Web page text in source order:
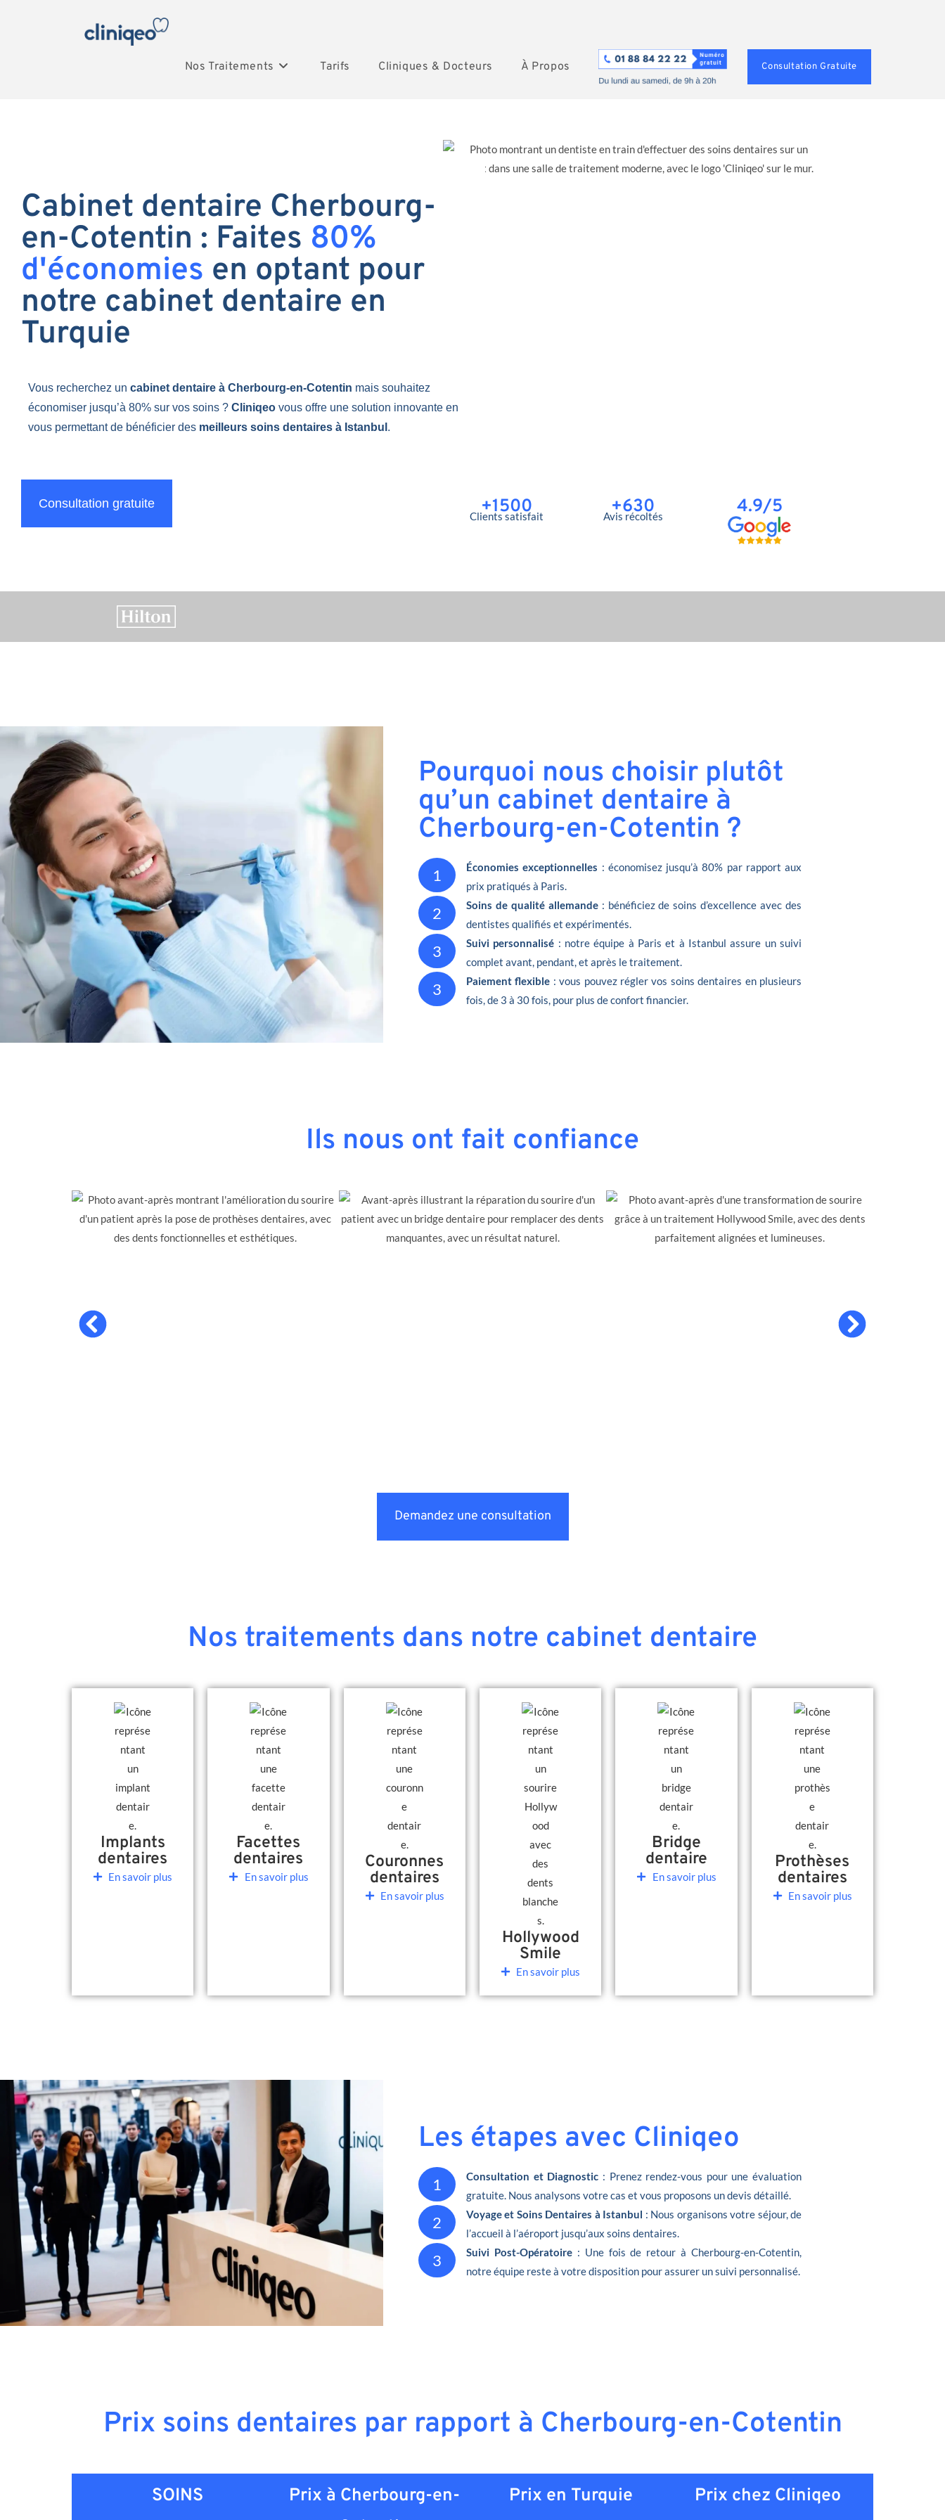
Nos Traitements Tarifs Cliniques & Docteurs À Propos Consultation Gratuite
Cabinet dentaire Cherbourg-
en-Cotentin : Faites 80%
d'économies en optant pour
notre cabinet dentaire en
Turquie
Vous recherchez un cabinet dentaire à Cherbourg-en-Cotentin mais souhaitez
économiser jusqu’à 80% sur vos soins ? Cliniqeo vous offre une solution innovante en
vous permettant de bénéficier des meilleurs soins dentaires à Istanbul .
Consultation gratuite +1500
Clients satisfait +630
Avis récoltés 4.9/5
Pourquoi nous choisir plutôt
qu’un cabinet dentaire à
Cherbourg-en-Cotentin ?
1 Économies exceptionnelles : économisez jusqu’à 80% par rapport aux
prix pratiqués à Paris.
2 Soins de qualité allemande: bénéficiez de soins d’excellence avec des
dentistes qualifiés et expérimentés.
3 Suivi personnalisé : notre équipe à Paris et à Istanbul assure un suivi
complet avant, pendant, et après le traitement.
3 Paiement flexible : vous pouvez régler vos soins dentaires en plusieurs
fois, de 3 à 30 fois, pour plus de confort financier.
Ils nous ont fait confiance
Demandez une consultation
Nos traitements dans notre cabinet dentaire
Implants
dentaires
En savoir plus
Facettes
dentaires
En savoir plus
Couronnes
dentaires
En savoir plus
Hollywood
Smile
En savoir plus
Bridge
dentaire
En savoir plus
Prothèses
dentaires
En savoir plus
Les étapes avec Cliniqeo
1 Consultation et Diagnostic : Prenez rendez-vous pour une évaluation
gratuite. Nous analysons votre cas et vous proposons un devis détaillé.
2 Voyage et Soins Dentaires à Istanbul : Nous organisons votre séjour, de
l’accueil à l’aéroport jusqu’aux soins dentaires.
3 Suivi Post-Opératoire : Une fois de retour à Cherbourg-en-Cotentin,
notre équipe reste à votre disposition pour assurer un suivi personnalisé.
Prix soins dentaires par rapport à Cherbourg-en-Cotentin
SOINS
Prix à Cherbourg-en-
Prix en Turquie Prix chez Cliniqeo